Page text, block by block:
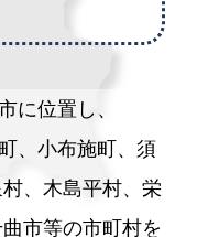
に位置し、
、小布施町、須
、木島平村、栄
市等の市町村を